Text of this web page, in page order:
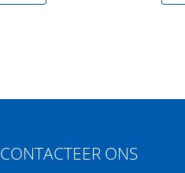
CONTACTEER ONS